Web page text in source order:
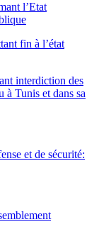
l’Etat
fin à l’état
interdiction des
à Tunis et dans sa
et de sécurité: